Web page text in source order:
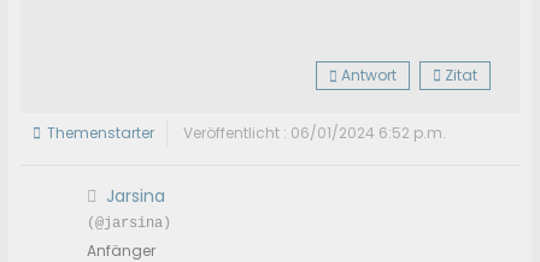
Antwort Zitat
Themenstarter Veröffentlicht : 06/01/2024 6:52 p.m.
Jarsina
(@jarsina)
Anfänger